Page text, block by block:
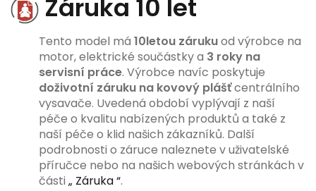
Záruka 10 let
Tento model má 10letou zárukuod výrobce na
motor, elektrické součástky a 3 roky na
servisní práce. Výrobce navíc poskytuje
doživotní záruku na kovový plášťcentrálního
vysavače. Uvedená období vyplývají z naší
péče o kvalitu nabízených produktů a také z
naší péče o klid našich zákazníků. Další
podrobnosti o záruce naleznete v uživatelské
příručce nebo na našich webových stránkách v
části „ Záruka “.